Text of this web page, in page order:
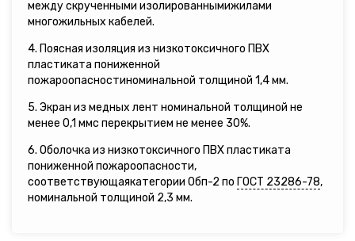
между скрученными изолированнымижилами
многожильных кабелей.
4. Поясная изоляция из низкотоксичного ПВХ
пластиката пониженной
пожароопасностиноминальной толщиной 1,4 мм.
5. Экран из медных лент номинальной толщиной не
менее 0,1 ммс перекрытием не менее 30%.
6. Оболочка из низкотоксичного ПВХ пластиката
пониженной пожароопасности,
соответствующаякатегории Обп-2 по ГОСТ 23286-78,
номинальной толщиной 2,3 мм.